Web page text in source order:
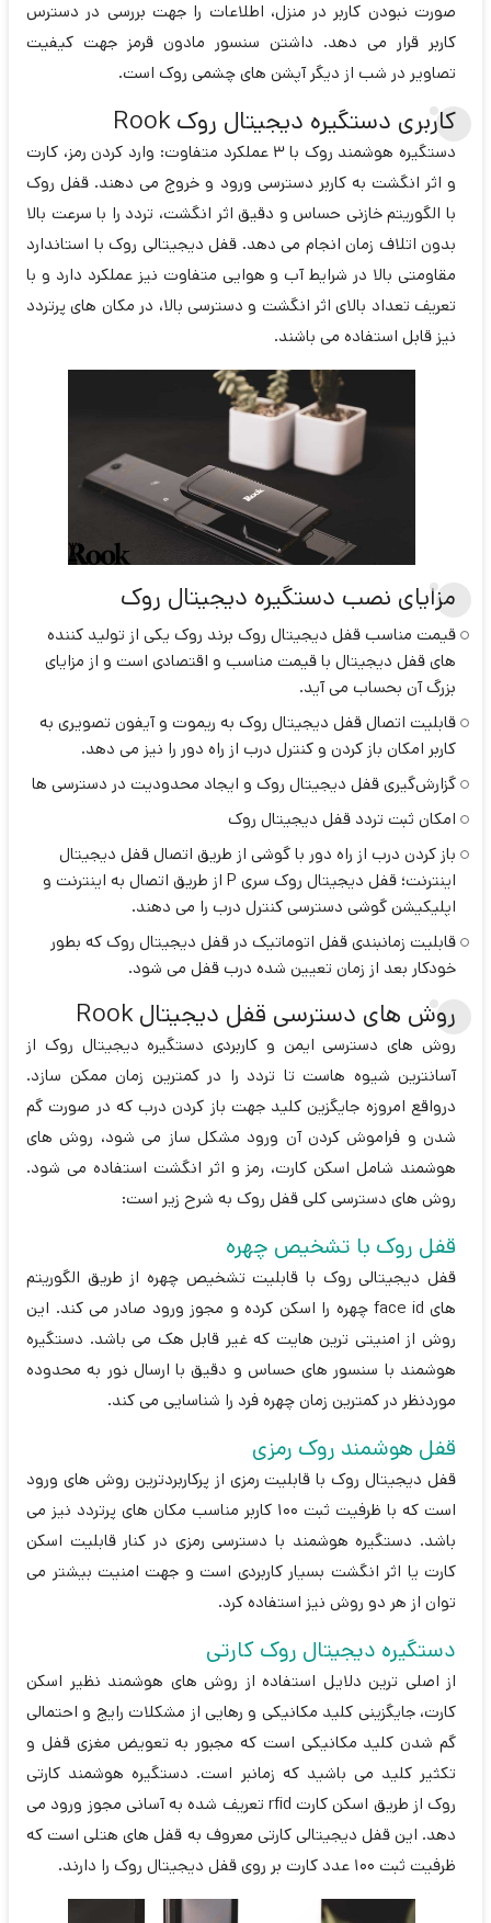
صورت نبودن کاربر در منزل، اطلاعات را جهت بررسی در دسترس
کاربر قرار می دهد. داشتن سنسور مادون قرمز جهت کیفیت
تصاویر در شب از دیگر آپشن های چشمی روک است.
کاربری دستگیره دیجیتال روک Rook
دستگیره هوشمند روک با 3 عملکرد متفاوت: وارد کردن رمز، کارت
و اثر انگشت به کاربر دسترسی ورود و خروج می دهند. قفل روک
با الگوریتم خازنی حساس و دقیق اثر انگشت، تردد را با سرعت بالا
بدون اتلاف زمان انجام می دهد. قفل دیجیتالی روک با استاندارد
مقاومتی بالا در شرایط آب و هوایی متفاوت نیز عملکرد دارد و با
تعریف تعداد بالای اثر انگشت و دسترسی بالا، در مکان های پرتردد
نیز قابل استفاده می باشند.
مزایای نصب دستگیره دیجیتال روک
قیمت مناسب قفل دیجیتال روک برند روک یکی از تولید کننده
های قفل دیجیتال با قیمت مناسب و اقتصادی است و از مزایای
بزرگ آن بحساب می آید.
قابلیت اتصال قفل دیجیتال روک به ریموت و آیفون تصویری به
کاربر امکان باز کردن و کنترل درب از راه دور را نیز می دهد.
گزارش‌گیری قفل دیجیتال روک و ایجاد محدودیت در دسترسی ها
امکان ثبت تردد قفل دیجیتال روک
باز کردن درب از راه دور با گوشی از طریق اتصال قفل دیجیتال
اینترنت؛ قفل دیجیتال روک سری P از طریق اتصال به اینترنت و
اپلیکیشن گوشی دسترسی کنترل درب را می دهند.
قابلیت زمانبندی قفل اتوماتیک در قفل دیجیتال روک که بطور
خودکار بعد از زمان تعیین شده درب قفل می شود.
روش های دسترسی قفل دیجیتال Rook
روش های دسترسی ایمن و کاربردی دستگیره دیجیتال روک از
آسانترین شیوه هاست تا تردد را در کمترین زمان ممکن سازد.
درواقع امروزه جایگزین کلید جهت باز کردن درب که در صورت گم
شدن و فراموش کردن آن ورود مشکل ساز می شود، روش های
هوشمند شامل اسکن کارت، رمز و اثر انگشت استفاده می شود.
روش های دسترسی کلی قفل روک به شرح زیر است:
قفل روک با تشخیص چهره
قفل دیجیتالی روک با قابلیت تشخیص چهره از طریق الگوریتم
های face id چهره را اسکن کرده و مجوز ورود صادر می کند. این
روش از امنیتی ترین هایت که غیر قابل هک می باشد. دستگیره
هوشمند با سنسور های حساس و دقیق با ارسال نور به محدوده
موردنظر در کمترین زمان چهره فرد را شناسایی می کند.
قفل هوشمند روک رمزی
قفل دیجیتال روک با قابلیت رمزی از پرکاربردترین روش های ورود
است که با ظرفیت ثبت 100 کاربر مناسب مکان های پرتردد نیز می
باشد. دستگیره هوشمند با دسترسی رمزی در کنار قابلیت اسکن
کارت یا اثر انگشت بسیار کاربردی است و جهت امنیت بیشتر می
توان از هر دو روش نیز استفاده کرد.
دستگیره دیجیتال روک کارتی
از اصلی ترین دلایل استفاده از روش های هوشمند نظیر اسکن
کارت، جایگزینی کلید مکانیکی و رهایی از مشکلات رایج و احتمالی
گم شدن کلید مکانیکی است که مجبور به تعویض مغزی قفل و
تکثیر کلید می باشید که زمانبر است. دستگیره هوشمند کارتی
روک از طریق اسکن کارت rfid تعریف شده به آسانی مجوز ورود می
دهد. این قفل دیجیتالی کارتی معروف به قفل های هتلی است که
ظرفیت ثبت 100 عدد کارت بر روی قفل دیجیتال روک را دارند.